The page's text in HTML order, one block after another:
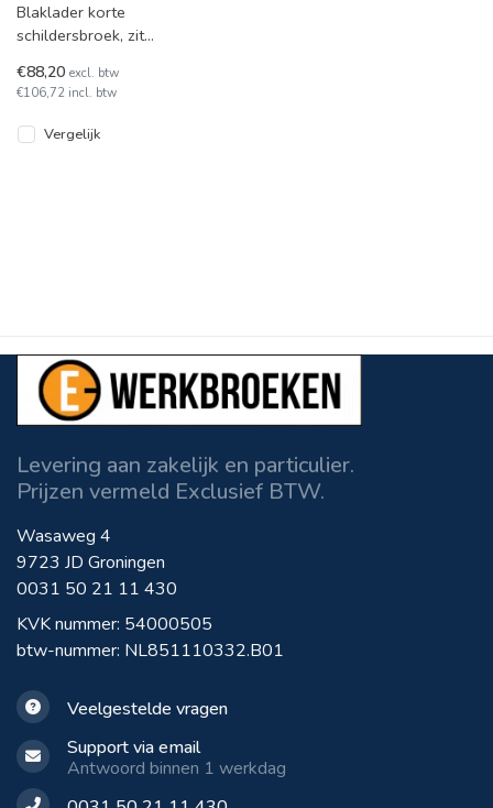
Blaklader korte
schildersbroek, zit
modern design en
CORDURA® versterkte
zak
€88,20 excl. btw
€106,72 incl. btw
Vergelijk
Levering aan zakelijk en particulier.
Prijzen vermeld Exclusief BTW.
Wasaweg 4
9723 JD Groningen
0031 50 21 11 430
KVK nummer: 54000505
btw-nummer: NL851110332.B01
Veelgestelde vragen
Support via email
Antwoord binnen 1 werkdag